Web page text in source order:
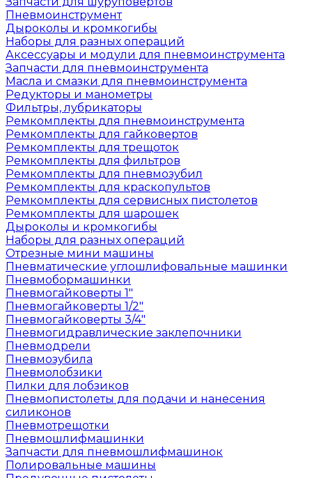
Пневмоинструмент
Дыроколы и кромкогибы
Наборы для разных операций
Аксессуары и модули для пневмоинструмента
Запчасти для пневмоинструмента
Масла и смазки для пневмоинструмента
Редукторы и манометры
Фильтры, лубрикаторы
Ремкомплекты для пневмоинструмента
Ремкомплекты для гайковертов
Ремкомплекты для трещоток
Ремкомплекты для фильтров
Ремкомплекты для пневмозубил
Ремкомплекты для краскопультов
Ремкомплекты для сервисных пистолетов
Ремкомплекты для шарошек
Дыроколы и кромкогибы
Наборы для разных операций
Отрезные мини машины
Пневматические углошлифовальные машинки
Пневмобормашинки
Пневмогайковерты 1"
Пневмогайковерты 1/2"
Пневмогайковерты 3/4"
Пневмогидравлические заклепочники
Пневмодрели
Пневмозубила
Пневмолобзики
Пилки для лобзиков
Пневмопистолеты для подачи и нанесения
силиконов
Пневмотрещотки
Пневмошлифмашинки
Запчасти для пневмошлифмашинок
Полировальные машины